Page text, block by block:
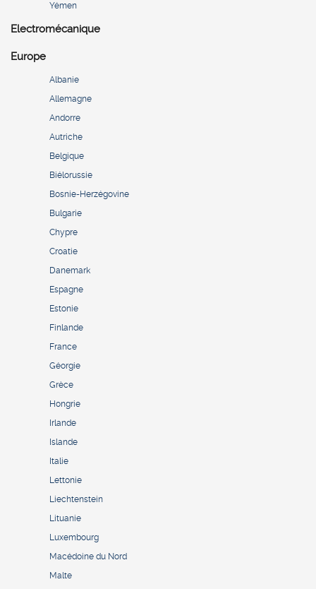
Yémen
Electromécanique
Europe
Albanie
Allemagne
Andorre
Autriche
Belgique
Biélorussie
Bosnie-Herzégovine
Bulgarie
Chypre
Croatie
Danemark
Espagne
Estonie
Finlande
France
Géorgie
Grèce
Hongrie
Irlande
Islande
Italie
Lettonie
Liechtenstein
Lituanie
Luxembourg
Macédoine du Nord
Malte